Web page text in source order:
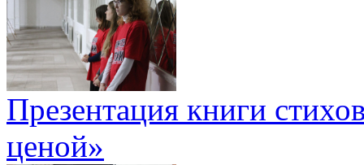
Презентация книги
ценой»